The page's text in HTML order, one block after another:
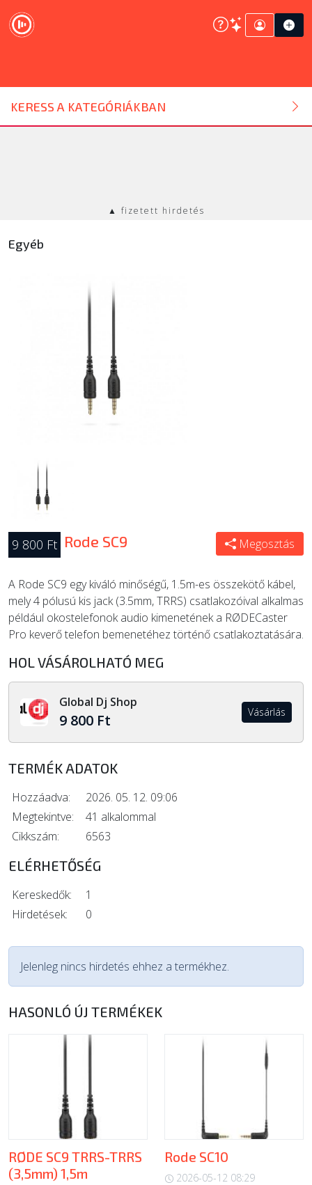
KERESS A KATEGÓRIÁKBAN
DJ ESZKÖZ
HANGTECHNIKA
EGYÉB
SZOLGÁLTATÁSOK
▲ fizetett hirdetés
Egyéb
9 800 Ft Rode SC9 Megosztás
A Rode SC9 egy kiváló minőségű, 1.5m-es összekötő kábel,
mely 4 pólusú kis jack (3.5mm, TRRS) csatlakozóival alkalmas
például okostelefonok audio kimenetének a RØDECaster
Pro keverő telefon bemenetéhez történő csatlakoztatására.
HOL VÁSÁROLHATÓ MEG
Global Dj Shop
9 800 Ft Vásárlás
TERMÉK ADATOK
Hozzáadva:
2026. 05. 12. 09:06
Megtekintve:
41 alkalommal
Cikkszám:
6563
ELÉRHETŐSÉG
Kereskedők:
1
Hirdetések:
0
Jelenleg nincs hirdetés ehhez a termékhez.
HASONLÓ ÚJ TERMÉKEK
RØDE SC9 TRRS-TRRS
(3,5mm) 1,5m
Rode SC10
2026-05-12 08:29